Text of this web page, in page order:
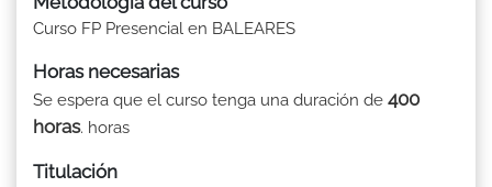
Curso FP Presencial en BALEARES
Horas necesarias
Se espera que el curso tenga una duración de 400
horas. horas
Titulación